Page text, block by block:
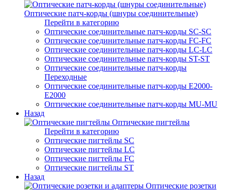
Оптические патч-корды (шнуры соединительные)
Перейти в категорию
Оптические соединительные патч-корды SC-SC
Оптические соединительные патч-корды FC-FC
Оптические соединительные патч-корды LC-LC
Оптические соединительные патч-корды ST-ST
Оптические соединительные патч-корды
Переходные
Оптические соединительные патч-корды E2000-
E2000
Оптические соединительные патч-корды MU-MU
Назад
Оптические пигтейлы
Перейти в категорию
Оптические пигтейлы SC
Оптические пигтейлы LC
Оптические пигтейлы FC
Оптические пигтейлы ST
Назад
Оптические розетки